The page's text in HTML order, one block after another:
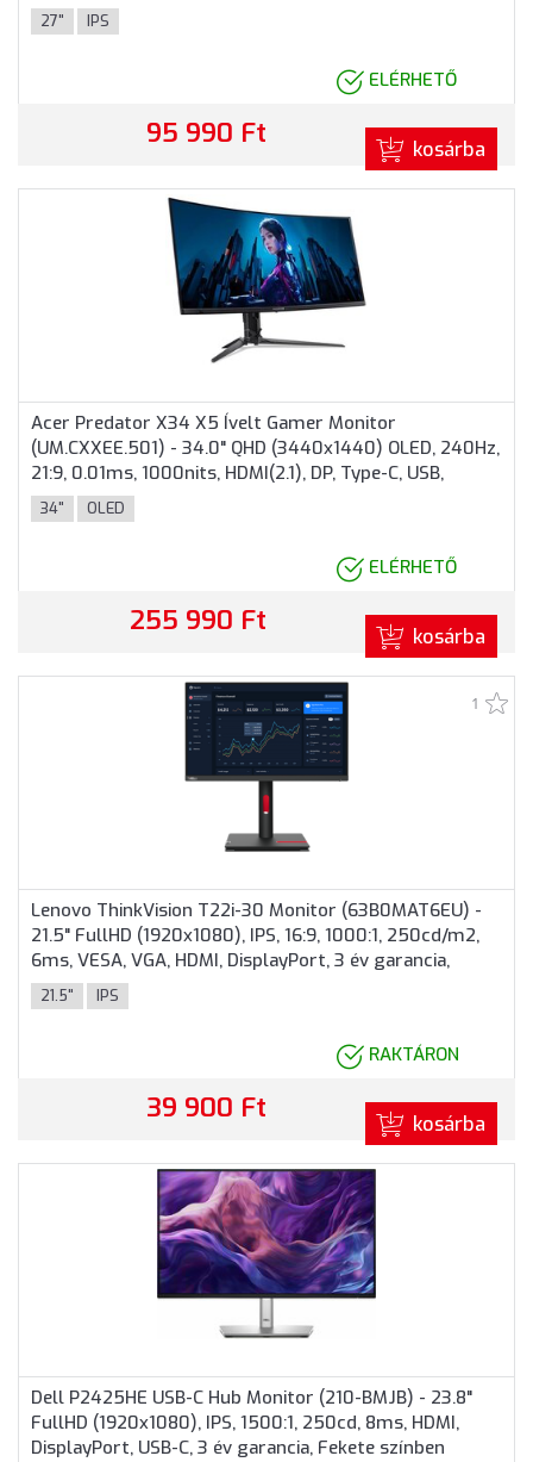
27" IPS
ELÉRHETŐ
95 990 Ft kosárba
Acer Predator X34 X5 Ívelt Gamer Monitor
(UM.CXXEE.501) - 34.0" QHD (3440x1440) OLED, 240Hz,
21:9, 0.01ms, 1000nits, HDMI(2.1), DP, Type-C, USB,
HDR400, FreeSync, 2 év garancia, Fekete színben
34" OLED
ELÉRHETŐ
255 990 Ft kosárba
1
Lenovo ThinkVision T22i-30 Monitor (63B0MAT6EU) -
21.5" FullHD (1920x1080), IPS, 16:9, 1000:1, 250cd/m2,
6ms, VESA, VGA, HDMI, DisplayPort, 3 év garancia,
Fekete színben
21.5" IPS
RAKTÁRON
39 900 Ft kosárba
Dell P2425HE USB-C Hub Monitor (210-BMJB) - 23.8"
FullHD (1920x1080), IPS, 1500:1, 250cd, 8ms, HDMI,
DisplayPort, USB-C, 3 év garancia, Fekete színben